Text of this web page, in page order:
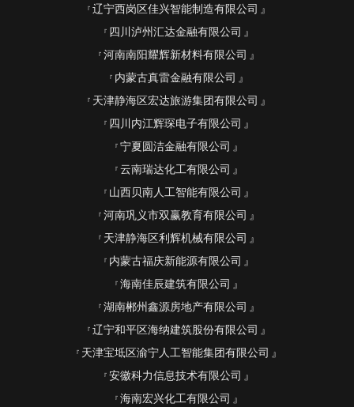
辽宁西岗区佳兴智能制造有限公司
四川泸州汇达金融有限公司
河南南阳耀辉新材料有限公司
内蒙古真雷金融有限公司
天津静海区宏达旅游集团有限公司
四川内江辉琛电子有限公司
宁夏圆洁金融有限公司
云南瑞达化工有限公司
山西贝南人工智能有限公司
河南巩义市双赢教育有限公司
天津静海区利辉机械有限公司
内蒙古福庆新能源有限公司
海南佳辰建筑有限公司
湖南郴州鑫源房地产有限公司
辽宁和平区海纳建筑股份有限公司
天津宝坻区渝宁人工智能集团有限公司
安徽科力信息技术有限公司
海南宏兴化工有限公司